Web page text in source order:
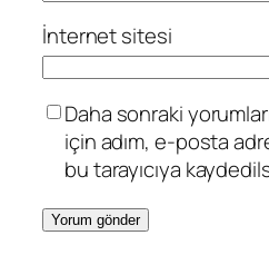
İnternet sitesi
Daha sonraki
için adım, e-posta
bu tarayıcıya